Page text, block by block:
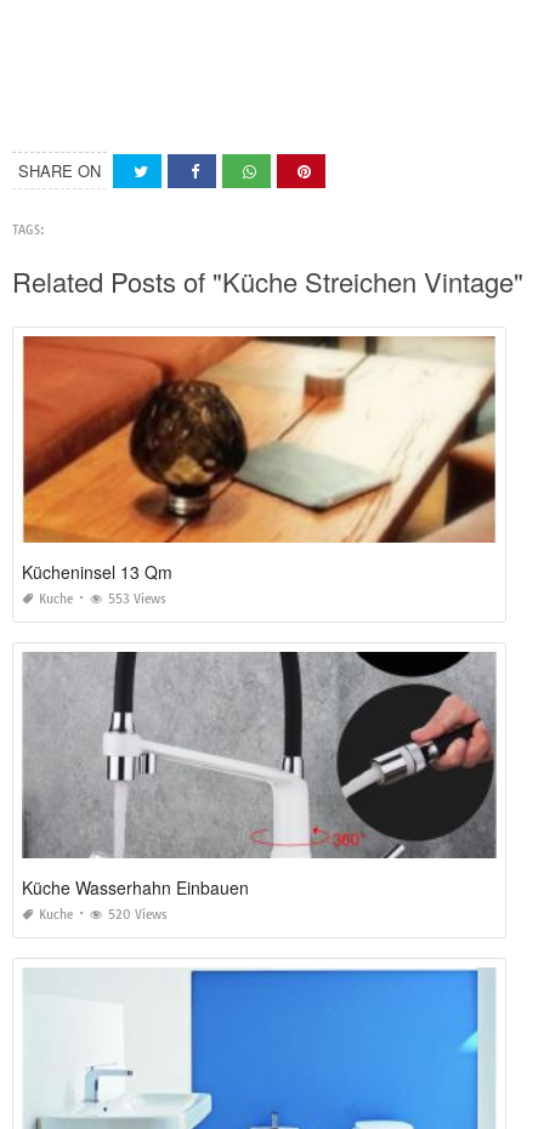
SHARE ON
TAGS:
Related Posts of "Küche Streichen Vintage"
Kücheninsel 13 Qm
Kuche 553 Views
Küche Wasserhahn Einbauen
Kuche 520 Views